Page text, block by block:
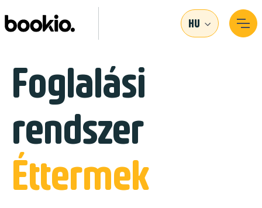
HU
Foglalási
rendszer
Éttermek